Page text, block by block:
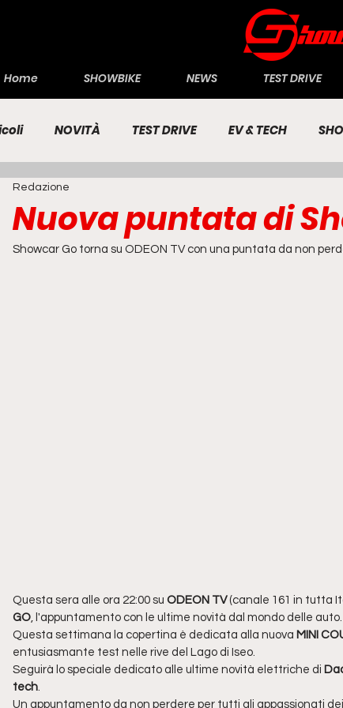
Home SHOWBIKE NEWS TEST DRIVE
NOVITÀ TEST DRIVE EV & TECH
MOTO
Nuova puntata di
Redazione
Showcar Go torna su ODEON TV con una puntata da non
Questa sera alle ora 22:00 su ODEON TV (canale 161 in tutta
GO , l'appuntamento con le ultime novità dal mondo delle auto.
Questa settimana la copertina è dedicata alla nuova MINI
entusiasmante test nelle rive del Lago di Iseo.
Seguirà lo speciale dedicato alle ultime novità elettriche di
tech
Un appuntamento da non perdere per tutti gli appassionati dei